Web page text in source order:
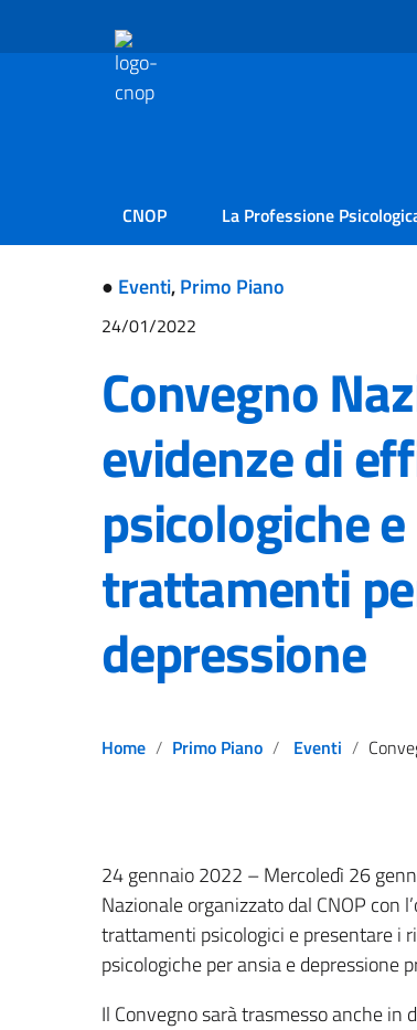
CNOP La Professione
● Eventi,Primo Piano
24/01/2022
Convegno
evidenze di
psicologiche
trattamenti
depressione
Home Primo Piano Eventi Convegno Nazionale – Le
24 gennaio 2022 – Mercoledì 26
Nazionale organizzato dal CNOP con
trattamenti psicologici e presentare i
psicologiche per ansia e depressione
Il Convegno sarà trasmesso anche in